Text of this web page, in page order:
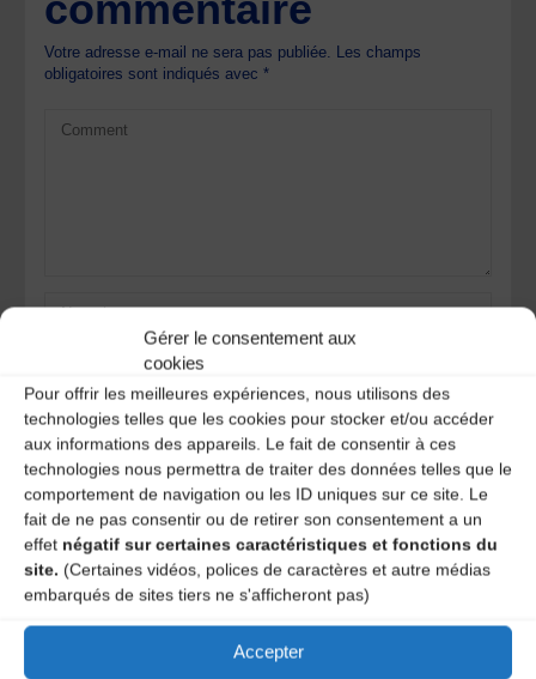
Gérer le consentement aux
cookies
Pour offrir les meilleures expériences, nous utilisons des
technologies telles que les cookies pour stocker et/ou accéder
aux informations des appareils. Le fait de consentir à ces
technologies nous permettra de traiter des données telles que le
comportement de navigation ou les ID uniques sur ce site. Le
fait de ne pas consentir ou de retirer son consentement a un
effet négatif sur certaines caractéristiques et fonctions du
site. (Certaines vidéos, polices de caractères et autre médias
embarqués de sites tiers ne s'afficheront pas)
Accepter
Votre adresse e-mail ne sera pas publiée. Les champs
obligatoires sont indiqués avec*
Save my name, email, and site URL in my browser for next
time I post a comment.
Ce site utilise Akismet pour réduire les indésirables.